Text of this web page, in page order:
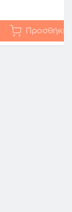
Προσθήκη